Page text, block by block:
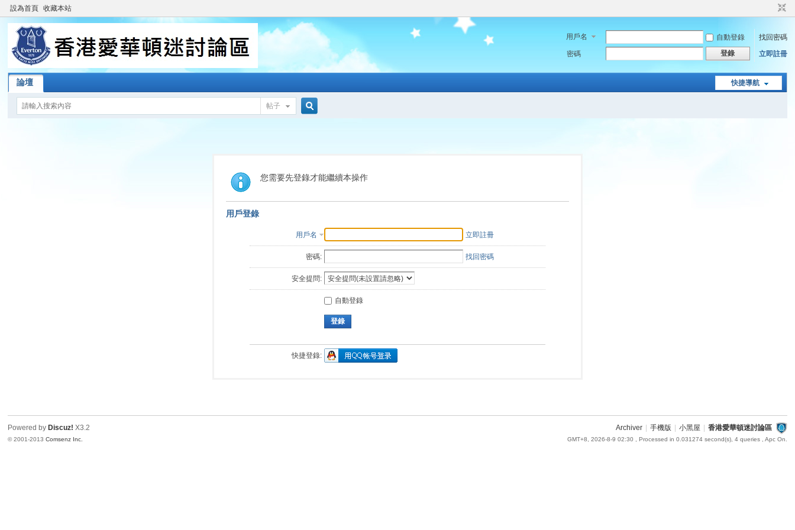
設為首頁 收藏本站
用戶名 自動登錄
找回密碼
密碼
登錄 立即註冊
快捷導航
論壇
帖子
索
您需要先登錄才能繼續本操作
用戶登錄
用戶名 立即註冊
密碼: 找回密碼
安全提問:
自動登錄
登錄
快捷登錄:
Archiver 手機版 小黑屋 香港愛華頓迷討論區
GMT+8, 2026-8-9 02:30 , Processed in 0.031274 second(s), 4 queries , Apc On.
Powered by Discuz! X3.2
© 2001-2013Comsenz Inc.